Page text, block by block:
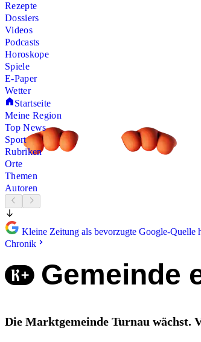
Rezepte
Dossiers
Videos
Podcasts
Horoskope
Spiele
E-Paper
Wetter
Startseite
Meine Region
Top News
Sport
Rubriken
Orte
Themen
Autoren
Kleine Zeitung als bevorzugte Google-Quelle
Chronik
Gemeinde
Die Marktgemeinde Turnau wächst.